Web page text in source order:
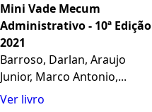
Mini Vade Mecum
Administrativo - 10ª Edição
2021
Barroso, Darlan, Araujo
Junior, Marco Antonio,...
Ver livro